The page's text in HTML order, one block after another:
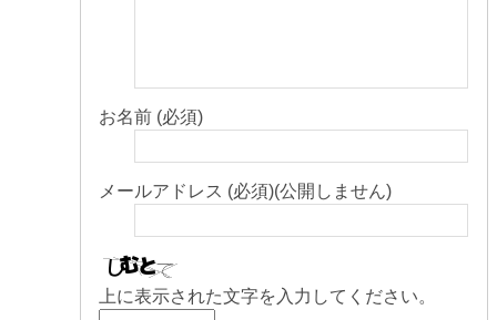
お名前 (必須)
メールアドレス (必須)(公開しません)
上に表示された文字を入力してください。